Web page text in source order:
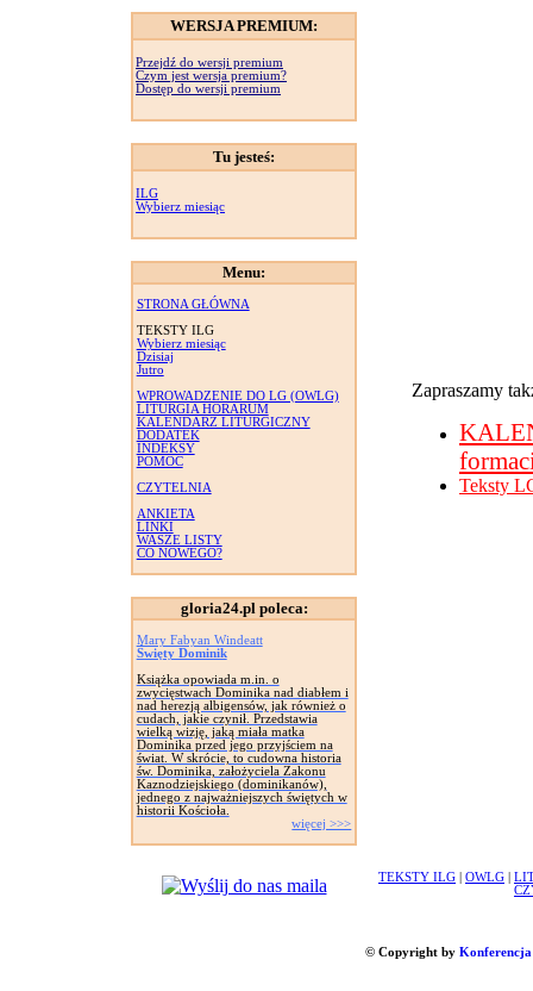
WERSJA PREMIUM:
Przejdź do wersji premium
Czym jest wersja premium?
Dostęp do wersji premium
Tu jesteś:
ILG
Wybierz miesiąc
Menu:
STRONA GŁÓWNA
TEKSTY ILG
Wybierz miesiąc
Dzisiaj
Jutro
WPROWADZENIE DO LG (OWLG)
LITURGIA HORARUM
KALENDARZ LITURGICZNY
DODATEK
INDEKSY
POMOC
CZYTELNIA
ANKIETA
LINKI
WASZE LISTY
CO NOWEGO?
gloria24.pl poleca:
Mary Fabyan Windeatt
Święty Dominik
Książka opowiada m.in. o
zwycięstwach Dominika nad diabłem i
nad herezją albigensów, jak również o
cudach, jakie czynił. Przedstawia
wielką wizję, jaką miała matka
Dominika przed jego przyjściem na
świat. W skrócie, to cudowna historia
św. Dominika, założyciela Zakonu
Kaznodziejskiego (dominikanów),
jednego z najważniejszych świętych w
historii Kościoła.
więcej >>>
Zapraszamy
Teksty
TEKSTY ILG OWLG
© Copyright by Konferencja